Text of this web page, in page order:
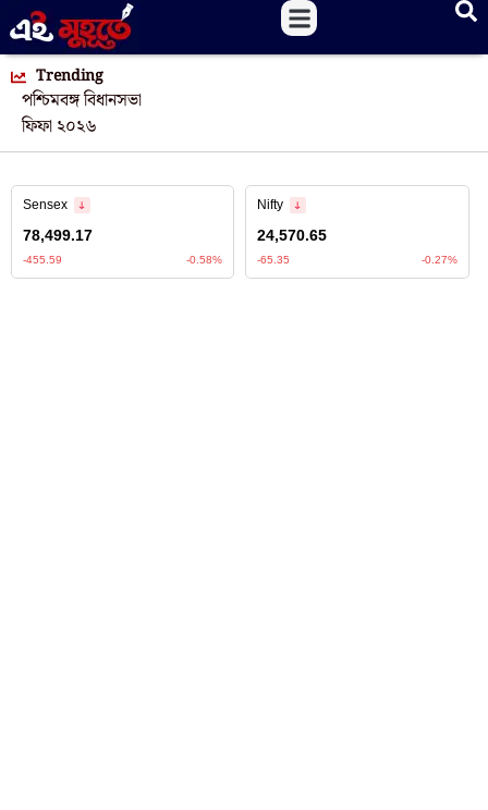
Trending
পশ্চিমবঙ্গ বিধানসভা
ফিফা ২০২৬